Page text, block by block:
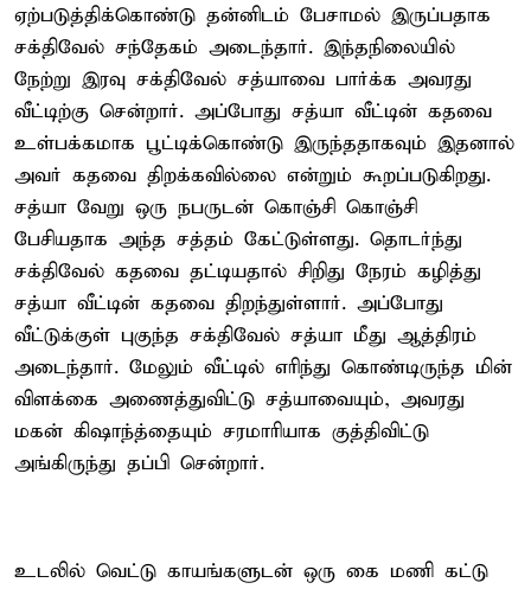
ஏற்படுத்திக்கொண்டு தன்னிடம் பேசாமல் இருப்பதாக
சக்திவேல் சந்தேகம் அடைந்தார். இந்தநிலையில்
நேற்று இரவு சக்திவேல் சத்யாவை பார்க்க அவரது
வீட்டிற்கு சென்றார். அப்போது சத்யா வீட்டின் கதவை
உள்பக்கமாக பூட்டிக்கொண்டு இருந்ததாகவும் இதனால்
அவர் கதவை திறக்கவில்லை என்றும் கூறப்படுகிறது.
சத்யா வேறு ஒரு நபருடன் கொஞ்சி கொஞ்சி
பேசியதாக அந்த சத்தம் கேட்டுள்ளது. தொடர்ந்து
சக்திவேல் கதவை தட்டியதால் சிறிது நேரம் கழித்து
சத்யா வீட்டின் கதவை திறந்துள்ளார். அப்போது
வீட்டுக்குள் புகுந்த சக்திவேல் சத்யா மீது ஆத்திரம்
அடைந்தார். மேலும் வீட்டில் எரிந்து கொண்டிருந்த மின்
விளக்கை அணைத்துவிட்டு சத்யாவையும், அவரது
மகன் கிஷாந்த்தையும் சரமாரியாக குத்திவிட்டு
அங்கிருந்து தப்பி சென்றார்.
உடலில் வெட்டு காயங்களுடன் ஒரு கை மணி கட்டு